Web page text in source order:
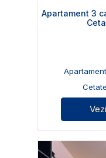
Apartament 3